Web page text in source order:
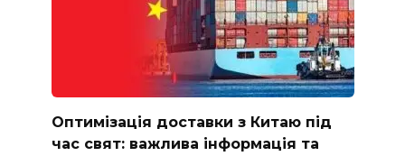
Оптимізація доставки з Китаю під
час свят: важлива інформація та